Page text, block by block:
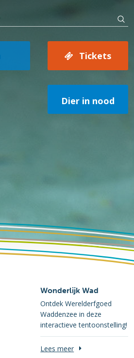
Tickets
Dier in nood
Wonderlijk Wad
Ontdek Werelderfgoed
Waddenzee in deze
interactieve tentoonstelling!
Lees meer